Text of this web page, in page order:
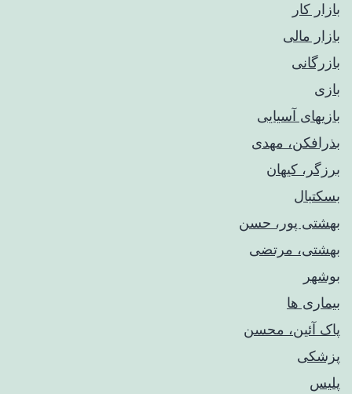
بازار کار
بازار مالی
بازرگانی
بازی
بازیهای آسیایی
بذرافکن، مهدی
برزگر، کیهان
بسکتبال
بهشتی پور، حسن
بهشتی، مرتضی
بوشهر
بیماری ها
پاک آئین، محسن
پزشکی
پلیس